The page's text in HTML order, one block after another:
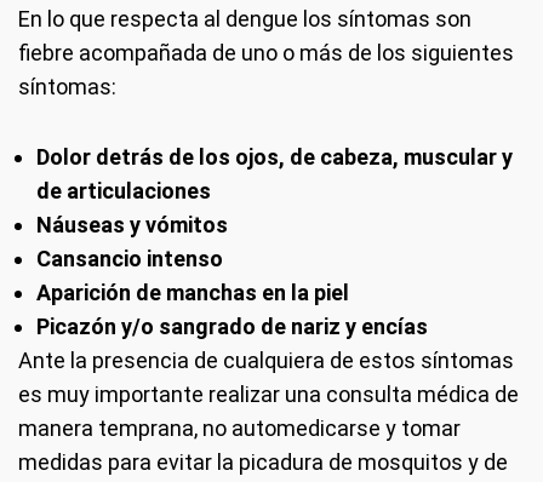
En lo que respecta al dengue los síntomas son
fiebre acompañada de uno o más de los siguientes
síntomas:
Dolor detrás de los ojos, de cabeza, muscular y
de articulaciones
Náuseas y vómitos
Cansancio intenso
Aparición de manchas en la piel
Picazón y/o sangrado de nariz y encías
Ante la presencia de cualquiera de estos síntomas
es muy importante realizar una consulta médica de
manera temprana, no automedicarse y tomar
medidas para evitar la picadura de mosquitos y de